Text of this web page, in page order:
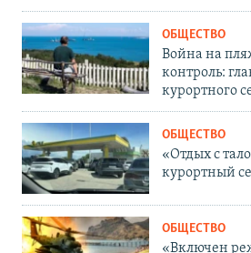
ОБЩЕСТВО
Война на
контроль:
курортного
ОБЩЕСТВО
«Отдых с
курортный
ОБЩЕСТВО
«Включен